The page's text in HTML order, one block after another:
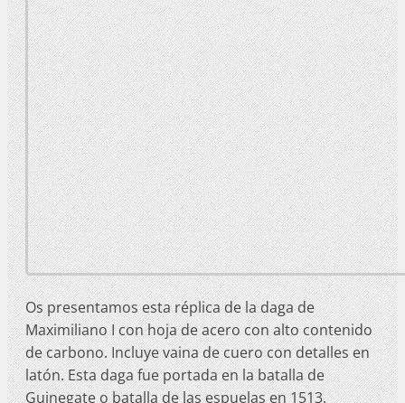
Os presentamos esta réplica de la daga de
Maximiliano I con hoja de acero con alto contenido
de carbono. Incluye vaina de cuero con detalles en
latón. Esta daga fue portada en la batalla de
Guinegate o batalla de las espuelas en 1513.